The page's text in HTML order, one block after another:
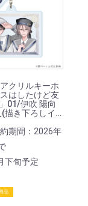
クリルキーホ
はしたけど友
01/伊吹 陽向
描き下ろしイラ
期間：2026年
下旬予定
品